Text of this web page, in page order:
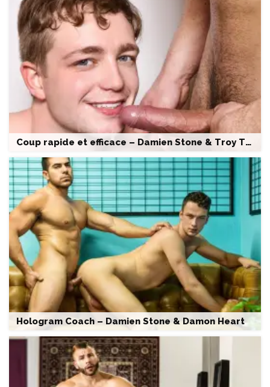
Coup rapide et efficace – Damien Stone & Troy Thomas
Hologram Coach – Damien Stone & Damon Heart